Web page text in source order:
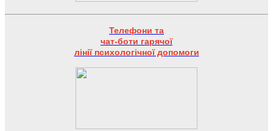
Телефони та
чат-боти гарячої
лінії психологічної допомоги